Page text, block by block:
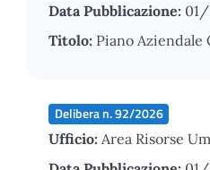
Data Pubblicazione:
Titolo: Piano Aziendale
Delibera n. 92/2026
Ufficio: Area Risorse